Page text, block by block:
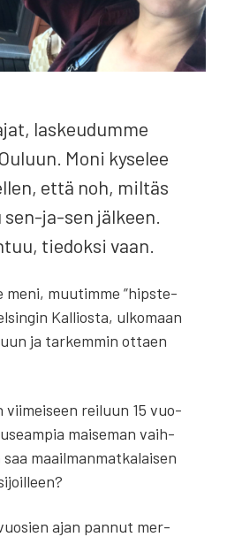
las­keu­dum­me
Moni kyse­lee
että noh, mil­täs
ja-sen jäl­keen.
tie­dok­si vaan.
meni, muu­tim­me ”hips­te­
Kal­lios­ta, ulko­maan
ja tar­kem­min ottaen
vii­mei­seen rei­luun 15 vuo­
mai­se­man vaih­
maa­il­man­mat­ka­lai­sen
ajan pan­nut mer­